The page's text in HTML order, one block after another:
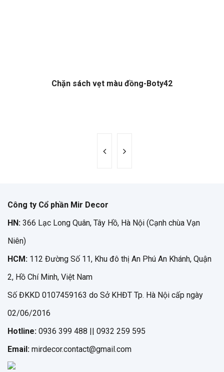
Chặn sách vẹt màu đồng-Boty42
Công ty Cổ phần Mir Decor
HN: 366 Lạc Long Quân, Tây Hồ, Hà Nội (Cạnh chùa Vạn
Niên)
HCM: 112 Đường Số 11, Khu đô thị An Phú An Khánh, Quận
2, Hồ Chí Minh, Việt Nam
Số ĐKKD 0107459163 do Sở KHĐT Tp. Hà Nội cấp ngày
02/06/2016
Hotline: 0936 399 488 || 0932 259 595
Email: mirdecor.contact@gmail.com